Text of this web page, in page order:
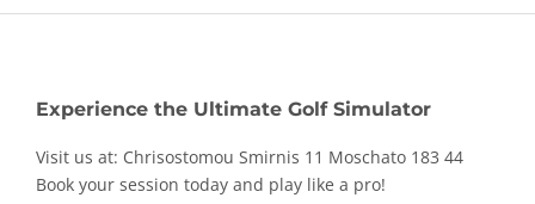
Experience the Ultimate Golf Simulator
Visit us at: Chrisostomou Smirnis 11 Moschato 183 44
Book your session today and play like a pro!